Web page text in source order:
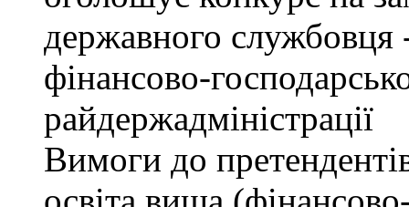
державного службовця -
фінансово-
райдержадміністрації
Вимоги до